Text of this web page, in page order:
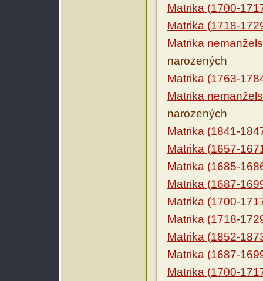
Matrika (1700-
Matrika (1718-
Matrika
narozených
Matrika (1763-
Matrika
narozených
Matrika (1841-
Matrika (1657-
Matrika (1685-
Matrika (1687-
Matrika (1700-
Matrika (1718-
Matrika (1852-
Matrika (1687-
Matrika (1700-